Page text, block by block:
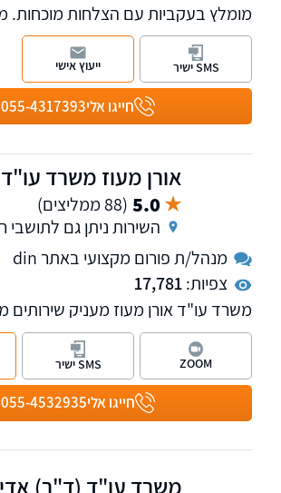
מומלץ בעקביות עם הצלחות מוכחות.
בהשגת פיצויים
אלינו לקבלת ייעוץ ראשוני והערכת סיכוי.
הראל הינו מחבר הספר "דיני הראיות
ביטוח ופלת"ד"
מוביל בתחום הביטוח.
חייגו אלי055-4317393
SMS ישיר ייעוץ אישי
אורן מעוז משרד עו"ד
5.0 (88 ממליצים)
השירות ניתן גם לתושבי
מנהל/ת פורום מקצועי באתר din
צפיות:17,781
משרד עו"ד אורן מעוז מעניק שירותים
בתביעות נזקי גוף , ביטוחי תאונות
רפואית וביטוח לאומי. למשרד שלוחות
ובקרית אונו. עו"ד אורן מעוז מנהל
מקצוע. למשרד שלוחות בתל אביב
חייגו אלי055-4532935
ZOOM SMS ישיר
משרד עו"ד (ד"ר)